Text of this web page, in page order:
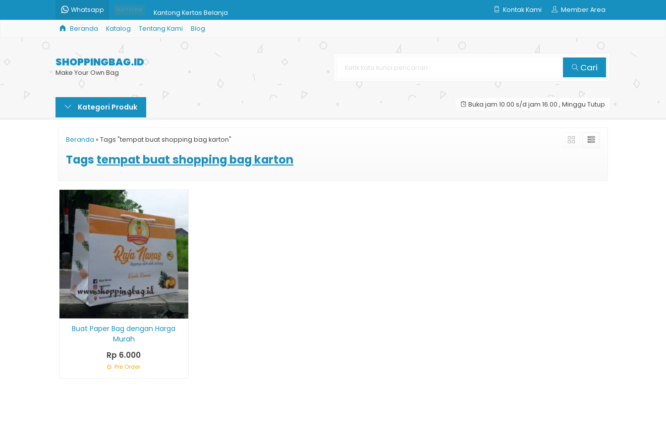
Whatsapp HOT ITEM Kantong Kertas Belanja
Bikin Shopping Bag Murah
Paper Bag Kecantikan
Cetak Paper Bag Murah Printing
Grosir Tas Kertas Harga Murah
Kontak Kami Member Area
Beranda Katalog Tentang Kami Blog
SHOPPINGBAG.ID
Make Your Own Bag Cari
Kategori Produk Buka jam 10.00 s/d jam 16.00 , Minggu Tutup
Beranda » Tags "tempat buat shopping bag karton"
Tags tempat buat shopping bag karton
Buat Paper Bag dengan Harga
Murah
Rp 6.000
Pre Order